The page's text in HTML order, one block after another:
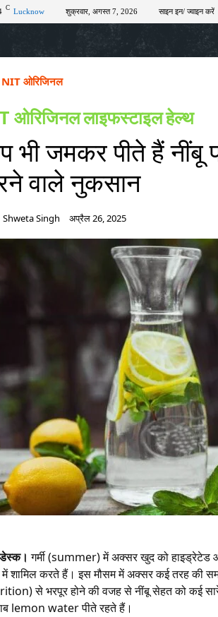
C Lucknow शुक्रवार, अगस्त 7, 2026 साइन इन/ ज्वाइन करें
अपराध चुनाव
NIT ओरिजिनल
ओरिजिनललाइफस्टाइलहेल्थ
भी जमकर पीते हैं नींबू
वाले नुकसान
Shweta Singh अप्रैल 26, 2025
गर्मी (summer) में अक्सर खुद को
में शामिल करते हैं। इस मौसम में अक्सर कई तरह की
से भरपूर होने की वजह से नींबू सेहत को कई सारे
lemon water पीते रहते हैं।